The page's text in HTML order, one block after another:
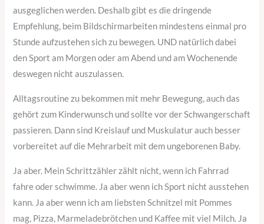
ausgeglichen werden. Deshalb gibt es die dringende
Empfehlung, beim Bildschirmarbeiten mindestens einmal pro
Stunde aufzustehen sich zu bewegen. UND natürlich dabei
den Sport am Morgen oder am Abend und am Wochenende
deswegen nicht auszulassen.
Alltagsroutine zu bekommen mit mehr Bewegung, auch das
gehört zum Kinderwunsch und sollte vor der Schwangerschaft
passieren. Dann sind Kreislauf und Muskulatur auch besser
vorbereitet auf die Mehrarbeit mit dem ungeborenen Baby.
Ja aber. Mein Schrittzähler zählt nicht, wenn ich Fahrrad
fahre oder schwimme. Ja aber wenn ich Sport nicht ausstehen
kann. Ja aber wenn ich am liebsten Schnitzel mit Pommes
mag, Pizza, Marmeladebrötchen und Kaffee mit viel Milch. Ja